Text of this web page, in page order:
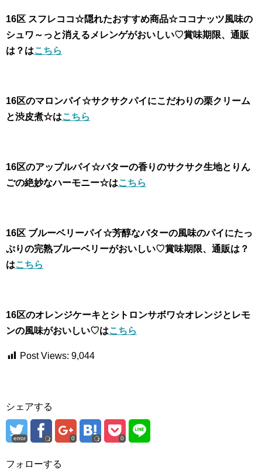
16区 スフレココ☆隠れたおすすめ商品☆ココナッツ風味の
シュワ～っと消えるメレンゲがおいしい♡賞味期限、通販
は？はこちら
16区のマロンパイ☆サクサクパイにこだわりの栗クリーム
と渋皮煮☆はこちら
16区のアップルパイ☆バターの香りのサクサク生地とりん
ごの絶妙なハーモニー☆はこちら
16区 ブルーベリーパイ☆芳醇なバターの風味のパイにたっ
ぷりの完熟ブルーベリーがおいしい♡賞味期限、通販は？
はこちら
16区のオレンジケーキとシトロンサボワ☆オレンジとレモ
ンの風味がおいしい♡はこちら
Post Views: 9,044
シェアする
error 0 0
フォローする